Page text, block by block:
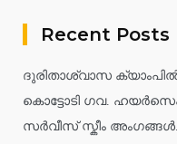
Recent Posts
ദുരിതാശ്വാസ
കൊട്ടോടി ഗവ.
സർവീസ് സ്കീം അംഗങ്ങൾ.